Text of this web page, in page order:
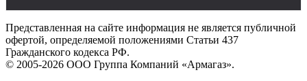
Представленная на сайте информация не является публичной
офертой, определяемой положениями Статьи 437
Гражданского кодекса РФ.
© 2005-2026 ООО Группа Компаний «Армагаз».